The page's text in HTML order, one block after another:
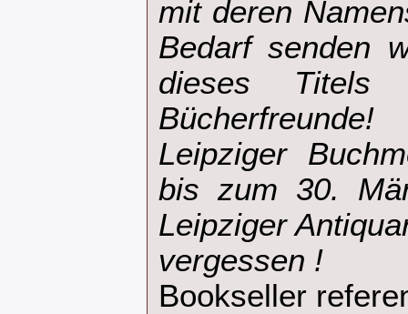
mit deren
Bedarf senden
dieses Titels
Leipziger
bis zum 30.
Leipziger
vergessen !‎
Bookseller